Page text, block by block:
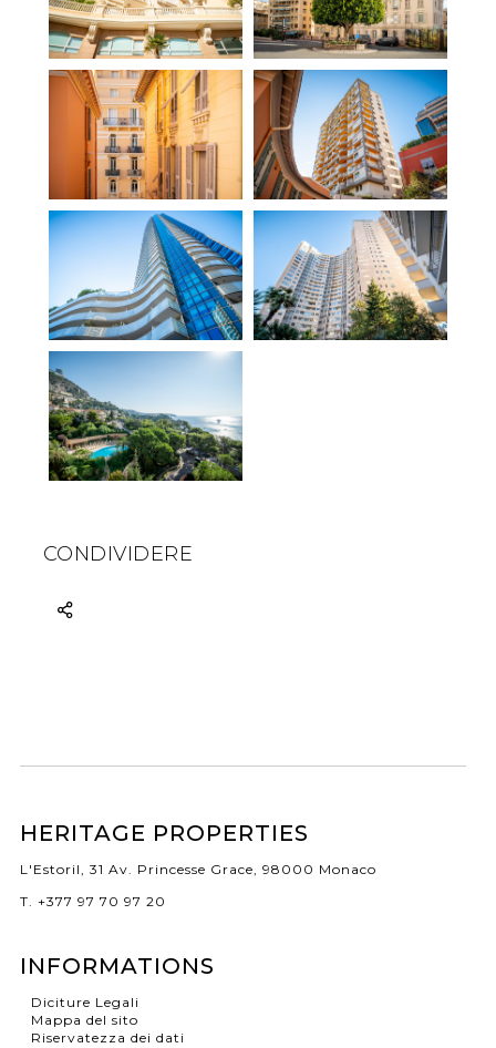
CONDIVIDERE
HERITAGE PROPERTIES
L'Estoril, 31 Av. Princesse Grace, 98000 Monaco
T. +377 97 70 97 20
INFORMATIONS
Diciture Legali
Mappa del sito
Riservatezza dei dati